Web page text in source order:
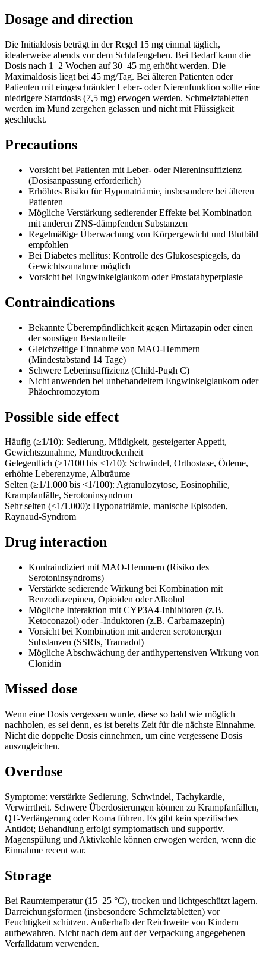
Dosage and direction
Die Initialdosis beträgt in der Regel 15 mg einmal täglich,
idealerweise abends vor dem Schlafengehen. Bei Bedarf kann die
Dosis nach 1–2 Wochen auf 30–45 mg erhöht werden. Die
Maximaldosis liegt bei 45 mg/Tag. Bei älteren Patienten oder
Patienten mit eingeschränkter Leber- oder Nierenfunktion sollte eine
niedrigere Startdosis (7,5 mg) erwogen werden. Schmelztabletten
werden im Mund zergehen gelassen und nicht mit Flüssigkeit
geschluckt.
Precautions
Vorsicht bei Patienten mit Leber- oder Niereninsuffizienz
(Dosisanpassung erforderlich)
Erhöhtes Risiko für Hyponatriämie, insbesondere bei älteren
Patienten
Mögliche Verstärkung sedierender Effekte bei Kombination
mit anderen ZNS-dämpfenden Substanzen
Regelmäßige Überwachung von Körpergewicht und Blutbild
empfohlen
Bei Diabetes mellitus: Kontrolle des Glukosespiegels, da
Gewichtszunahme möglich
Vorsicht bei Engwinkelglaukom oder Prostatahyperplasie
Contraindications
Bekannte Überempfindlichkeit gegen Mirtazapin oder einen
der sonstigen Bestandteile
Gleichzeitige Einnahme von MAO-Hemmern
(Mindestabstand 14 Tage)
Schwere Leberinsuffizienz (Child-Pugh C)
Nicht anwenden bei unbehandeltem Engwinkelglaukom oder
Phäochromozytom
Possible side effect
Häufig (≥1/10): Sedierung, Müdigkeit, gesteigerter Appetit,
Gewichtszunahme, Mundtrockenheit
Gelegentlich (≥1/100 bis <1/10): Schwindel, Orthostase, Ödeme,
erhöhte Leberenzyme, Albträume
Selten (≥1/1.000 bis <1/100): Agranulozytose, Eosinophilie,
Krampfanfälle, Serotoninsyndrom
Sehr selten (<1/1.000): Hyponatriämie, manische Episoden,
Raynaud-Syndrom
Drug interaction
Kontraindiziert mit MAO-Hemmern (Risiko des
Serotoninsyndroms)
Verstärkte sedierende Wirkung bei Kombination mit
Benzodiazepinen, Opioiden oder Alkohol
Mögliche Interaktion mit CYP3A4-Inhibitoren (z.B.
Ketoconazol) oder -Induktoren (z.B. Carbamazepin)
Vorsicht bei Kombination mit anderen serotonergen
Substanzen (SSRIs, Tramadol)
Mögliche Abschwächung der antihypertensiven Wirkung von
Clonidin
Missed dose
Wenn eine Dosis vergessen wurde, diese so bald wie möglich
nachholen, es sei denn, es ist bereits Zeit für die nächste Einnahme.
Nicht die doppelte Dosis einnehmen, um eine vergessene Dosis
auszugleichen.
Overdose
Symptome: verstärkte Sedierung, Schwindel, Tachykardie,
Verwirrtheit. Schwere Überdosierungen können zu Krampfanfällen,
QT-Verlängerung oder Koma führen. Es gibt kein spezifisches
Antidot; Behandlung erfolgt symptomatisch und supportiv.
Magenspülung und Aktivkohle können erwogen werden, wenn die
Einnahme recent war.
Storage
Bei Raumtemperatur (15–25 °C), trocken und lichtgeschützt lagern.
Darreichungsformen (insbesondere Schmelztabletten) vor
Feuchtigkeit schützen. Außerhalb der Reichweite von Kindern
aufbewahren. Nicht nach dem auf der Verpackung angegebenen
Verfalldatum verwenden.